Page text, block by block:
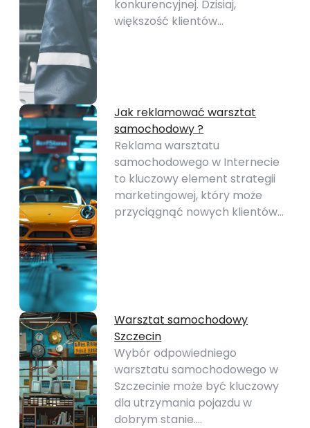
konkurencyjnej. Dzisiaj,
większość klientów…
Jak reklamować warsztat
samochodowy ?
Reklama warsztatu
samochodowego w Internecie
to kluczowy element strategii
marketingowej, który może
przyciągnąć nowych klientów…
Warsztat samochodowy
Szczecin
Wybór odpowiedniego
warsztatu samochodowego w
Szczecinie może być kluczowy
dla utrzymania pojazdu w
dobrym stanie.…